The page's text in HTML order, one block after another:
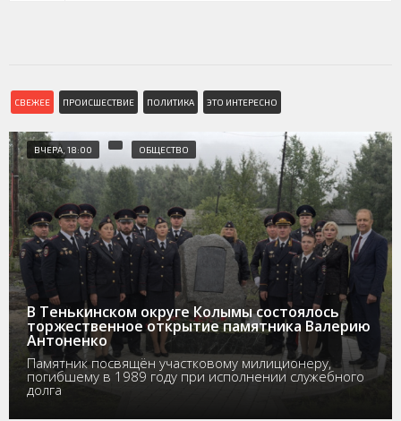
СВЕЖЕЕ ПРОИСШЕСТВИЕ ПОЛИТИКА ЭТО ИНТЕРЕСНО
ВЧЕРА, 18:00 ОБЩЕСТВО
В Тенькинском округе Колымы состоялось
торжественное открытие памятника Валерию
Антоненко
Памятник посвящён участковому милиционеру,
погибшему в 1989 году при исполнении служебного
долга